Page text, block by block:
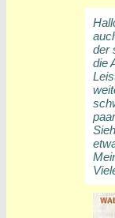
der
die